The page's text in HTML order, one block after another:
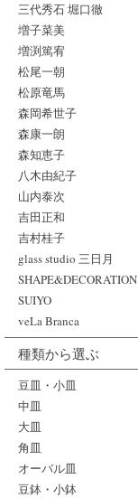
三代秀石 堀口徹
増子菜美
増渕篤宥
松尾一朝
松原竜馬
森岡希世子
森康一朗
森知恵子
八木由紀子
山内泰次
吉田正和
吉村桂子
glass studio 三日月
SHAPE&DECORATION
SUIYO
veLa Branca
種類から選ぶ
豆皿・小皿
中皿
大皿
角皿
オーバル皿
豆鉢・小鉢